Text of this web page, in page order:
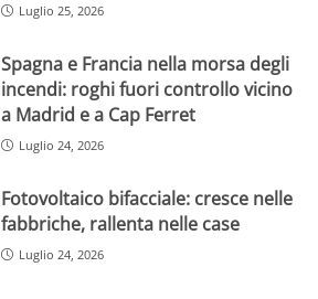
Luglio 25, 2026
Spagna e Francia nella morsa degli
incendi: roghi fuori controllo vicino
a Madrid e a Cap Ferret
Luglio 24, 2026
Fotovoltaico bifacciale: cresce nelle
fabbriche, rallenta nelle case
Luglio 24, 2026